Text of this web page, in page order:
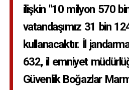
ilişkin "10 milyon 570
vatandaşımız 31 bin
kullanacaktır. İl
632, il emniyet
Güvenlik Boğazlar